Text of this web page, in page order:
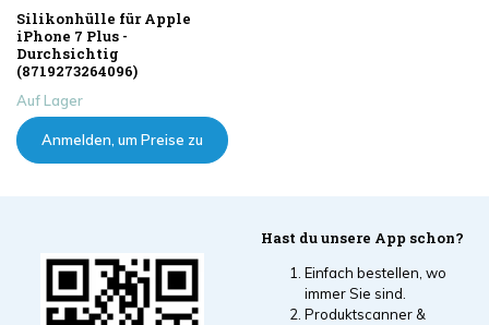
Silikonhülle für Apple
iPhone 7 Plus -
Durchsichtig
(8719273264096)
Auf Lager
Anmelden, um Preise zu
Hast du unsere App schon?
Einfach bestellen, wo
immer Sie sind.
Produktscanner &